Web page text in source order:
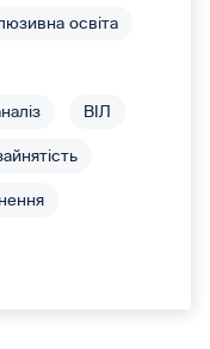
освіта
ВІЛ